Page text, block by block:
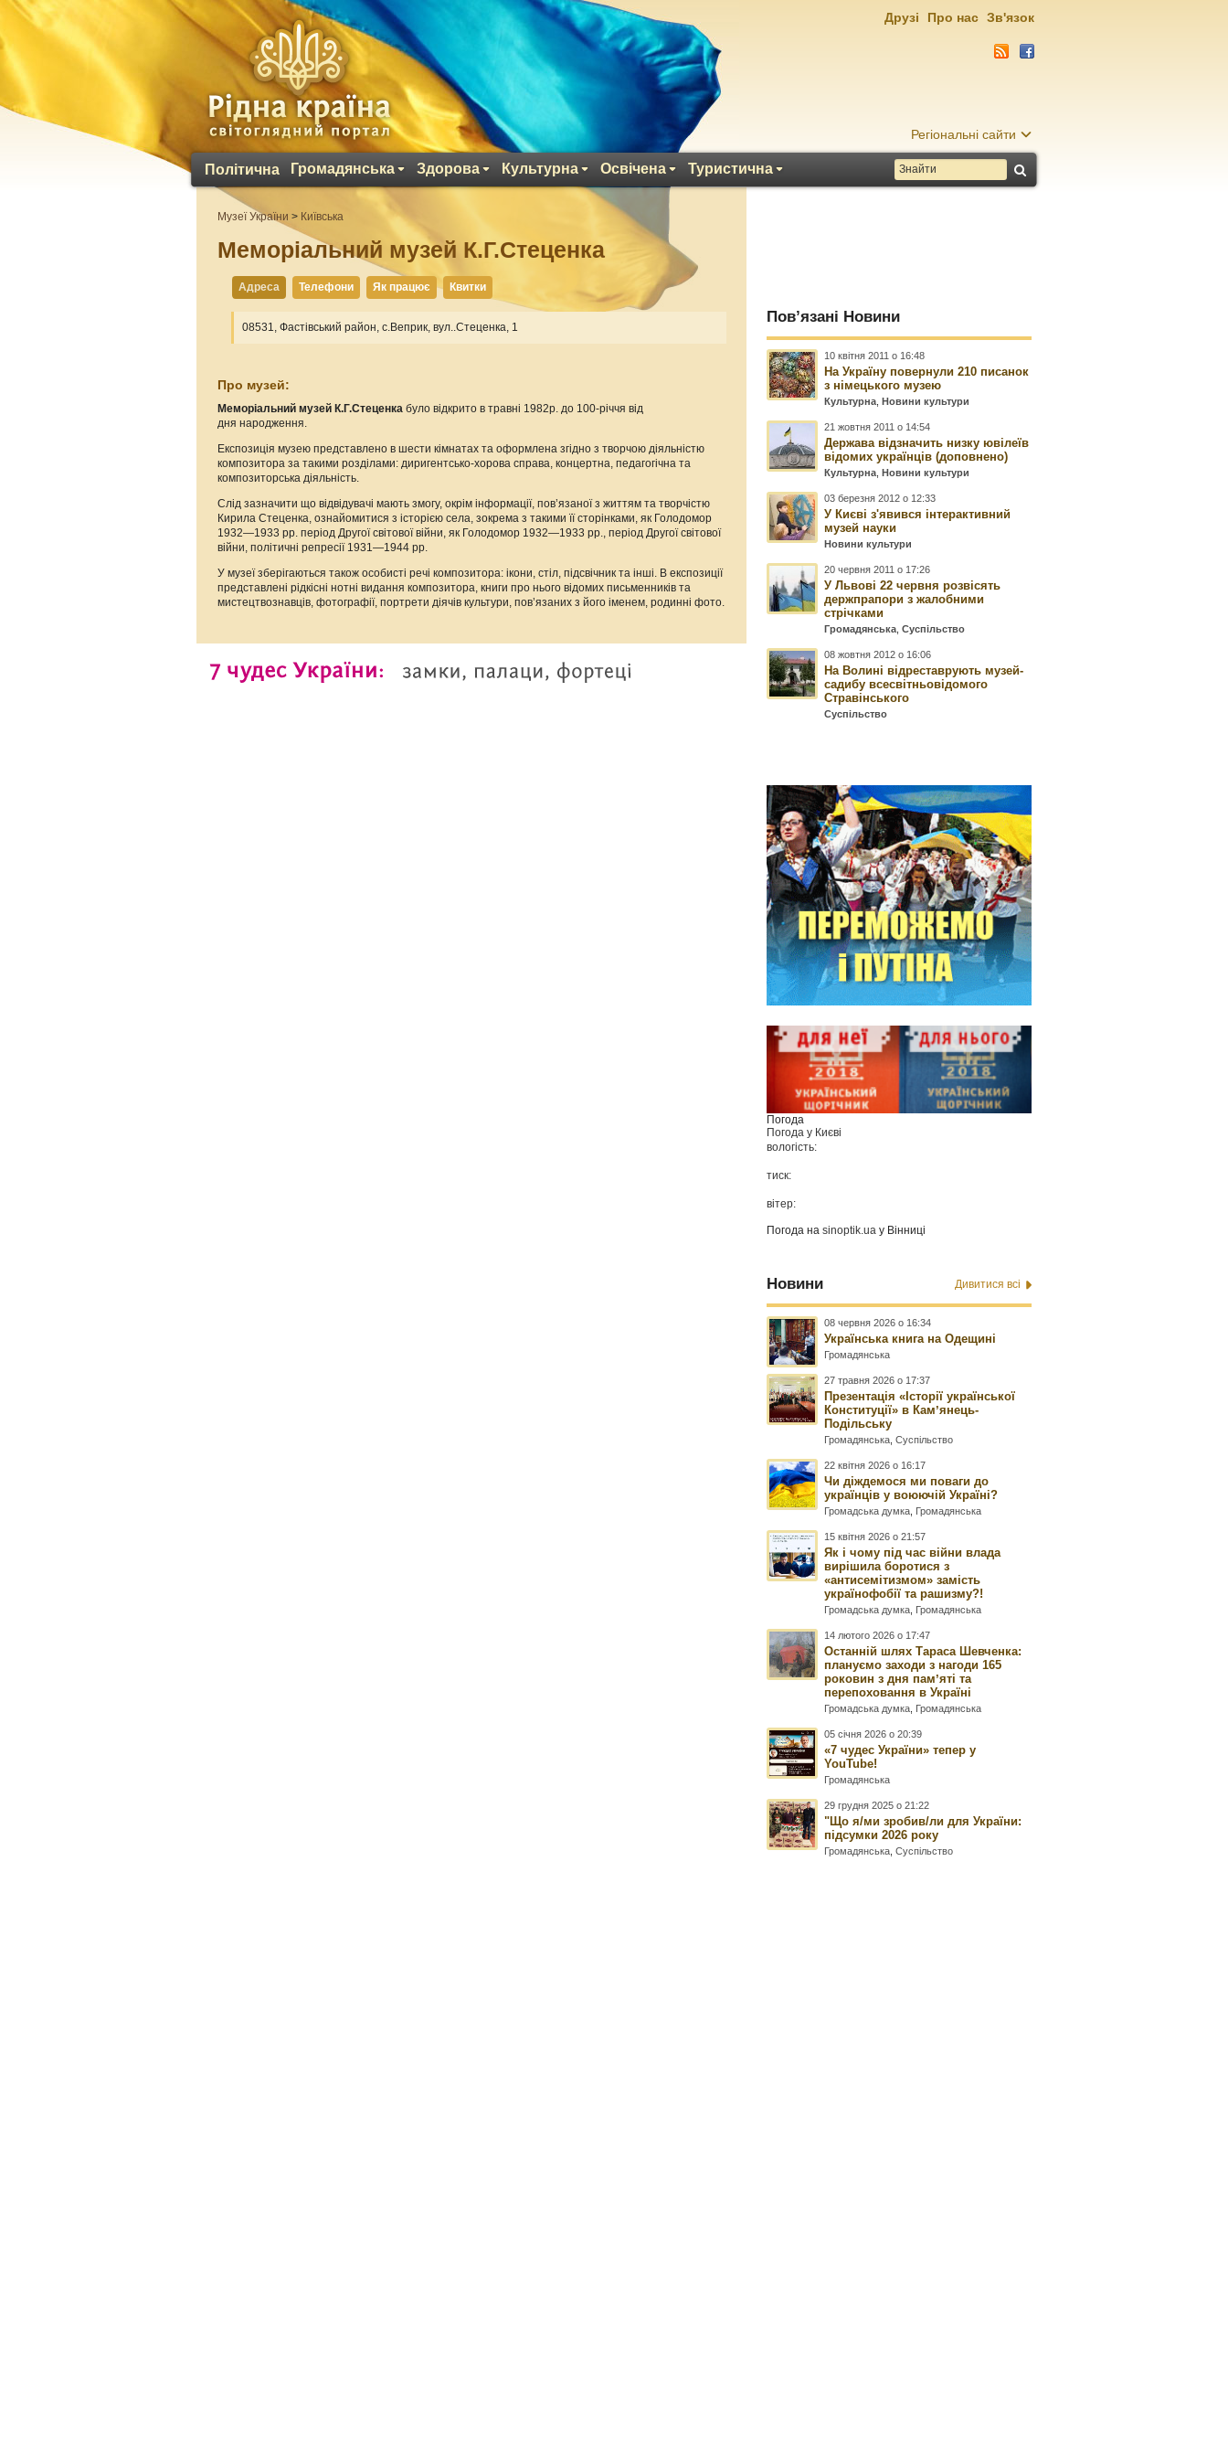
Регіональні сайти
Політична Громадянська Здорова Культурна Освічена Туристична
Друзі Про нас Зв'язок
Музеї України > Київська
Меморіальний музей К.Г.Стеценка
Адреса Телефони Як працює Квитки
08531, Фастівський район, с.Веприк, вул..Стеценка, 1
Про музей:
Меморіальний музей К.Г.Стеценка було відкрито в травні 1982р. до 100-річчя від
дня народження.
Експозиція музею представлено в шести кімнатах та оформлена згідно з творчою діяльністю
композитора за такими розділами: диригентсько-хорова справа, концертна, педагогічна та
композиторська діяльність.
Слід зазначити що відвідувачі мають змогу, окрім інформації, пов’язаної з життям та творчістю
Кирила Стеценка, ознайомитися з історією села, зокрема з такими її сторінками, як Голодомор
1932—1933 рр. період Другої світової війни, як Голодомор 1932—1933 рр., період Другої світової
війни, політичні репресії 1931—1944 рр.
У музеї зберігаються також особисті речі композитора: ікони, стіл, підсвічник та інші. В експозиції
представлені рідкісні нотні видання композитора, книги про нього відомих письменників та
мистецтвознавців, фотографії, портрети діячів культури, пов’язаних з його іменем, родинні фото.
Пов’язані Новини
10 квітня 2011 о 16:48
На Україну повернули 210 писанок
з німецького музею
Культурна ,Новини культури
21 жовтня 2011 о 14:54
Держава відзначить низку ювілеїв
відомих українців (доповнено)
Культурна ,Новини культури
03 березня 2012 о 12:33
У Києві з'явився інтерактивний
музей науки
Новини культури
20 червня 2011 о 17:26
У Львові 22 червня розвісять
держпрапори з жалобними
стрічками
Громадянська ,Суспільство
08 жовтня 2012 о 16:06
На Волині відреставрують музей-
садибу всесвітньовідомого
Стравінського
Суспільство
Погода
Погода у Києві
вологість:
тиск:
вітер:
Погода наsinoptik.ua у Вінниці
Новини Дивитися всі
08 червня 2026 о 16:34
Українська книга на Одещині
Громадянська
27 травня 2026 о 17:37
Презентація «Історії української
Конституції» в Камʼянець-
Подільську
Громадянська ,Суспільство
22 квітня 2026 о 16:17
Чи діждемося ми поваги до
українців у воюючій Україні?
Громадська думка Громадянська
15 квітня 2026 о 21:57
Як і чому під час війни влада
вирішила боротися з
«антисемітизмом» замість
українофобії та рашизму?!
Громадська думка Громадянська
14 лютого 2026 о 17:47
Останній шлях Тараса Шевченка:
плануємо заходи з нагоди 165
роковин з дня памʼяті та
перепоховання в Україні
Громадська думка Громадянська
05 січня 2026 о 20:39
«7 чудес України» тепер у
YouTube!
Громадянська
29 грудня 2025 о 21:22
"Що я/ми зробив/ли для України:
підсумки 2026 року
Громадянська ,Суспільство